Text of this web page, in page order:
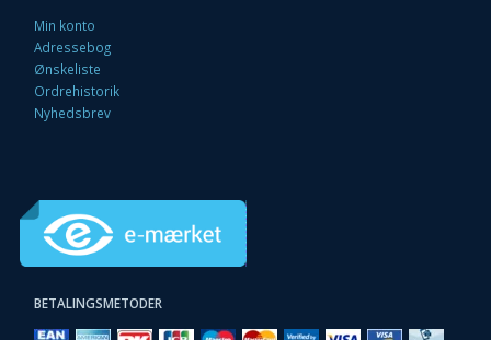
Min konto
Adressebog
Ønskeliste
Ordrehistorik
Nyhedsbrev
BETALINGSMETODER